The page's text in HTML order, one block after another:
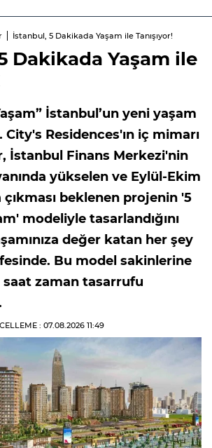
İstanbul, 5 Dakikada Yaşam ile Tanışıyor!
Dakikada Yaşam ile
İstanbul’un yeni yaşam
Residences'ın iç mimarı
İstanbul Finans Merkezi'nin
yükselen ve Eylül-Ekim
çıkması beklenen projenin '5
modeliyle tasarlandığını
değer katan her şey
Bu model sakinlerine
saat zaman tasarrufu
: 07.08.2026 11:49